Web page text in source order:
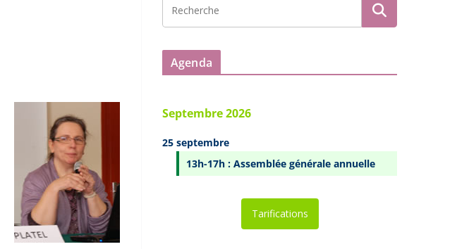
Agenda
Septembre 2026
25 septembre
13h-17h : Assemblée générale annuelle
Tarifications